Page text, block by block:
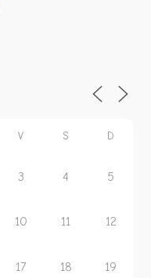
V S D
3 4 5
10 11 12
17 18 19